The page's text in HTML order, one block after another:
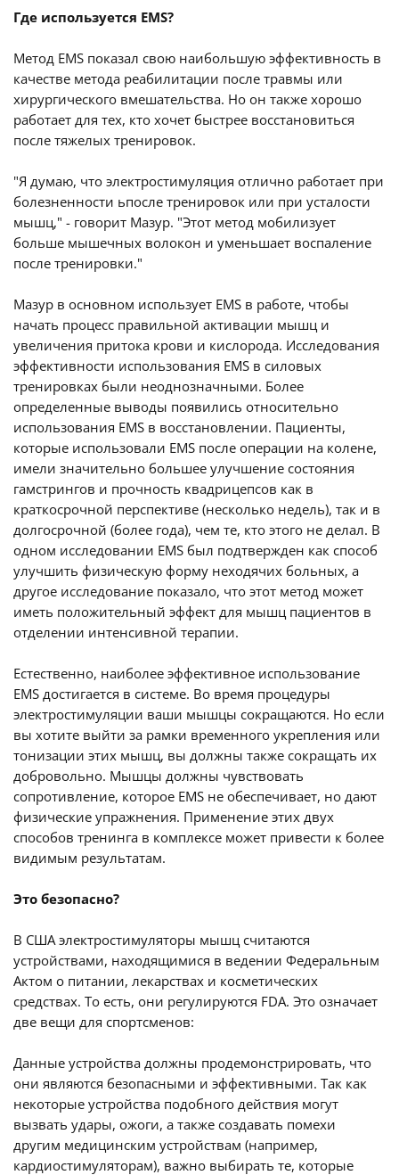
Где используется EMS?
Метод EMS показал свою наибольшую эффективность в
качестве метода реабилитации после травмы или
хирургического вмешательства. Но он также хорошо
работает для тех, кто хочет быстрее восстановиться
после тяжелых тренировок.
"Я думаю, что электростимуляция отлично работает при
болезненности ьпосле тренировок или при усталости
мышц," - говорит Мазур. "Этот метод мобилизует
больше мышечных волокон и уменьшает воспаление
после тренировки."
Мазур в основном использует EMS в работе, чтобы
начать процесс правильной активации мышц и
увеличения притока крови и кислорода. Исследования
эффективности использования EMS в силовых
тренировках были неоднозначными. Более
определенные выводы появились относительно
использования EMS в восстановлении. Пациенты,
которые использовали EMS после операции на колене,
имели значительно большее улучшение состояния
гамстрингов и прочность квадрицепсов как в
краткосрочной перспективе (несколько недель), так и в
долгосрочной (более года), чем те, кто этого не делал. В
одном исследовании EMS был подтвержден как способ
улучшить физическую форму неходячих больных, а
другое исследование показало, что этот метод может
иметь положительный эффект для мышц пациентов в
отделении интенсивной терапии.
Естественно, наиболее эффективное использование
EMS достигается в системе. Во время процедуры
электростимуляции ваши мышцы сокращаются. Но если
вы хотите выйти за рамки временного укрепления или
тонизации этих мышц, вы должны также сокращать их
добровольно. Мышцы должны чувствовать
сопротивление, которое EMS не обеспечивает, но дают
физические упражнения. Применение этих двух
способов тренинга в комплексе может привести к более
видимым результатам.
Это безопасно?
В США электростимуляторы мышц считаются
устройствами, находящимися в ведении Федеральным
Актом о питании, лекарствах и косметических
средствах. То есть, они регулируются FDA. Это означает
две вещи для спортсменов:
Данные устройства должны продемонстрировать, что
они являются безопасными и эффективными. Так как
некоторые устройства подобного действия могут
вызвать удары, ожоги, а также создавать помехи
другим медицинским устройствам (например,
кардиостимуляторам), важно выбирать те, которые